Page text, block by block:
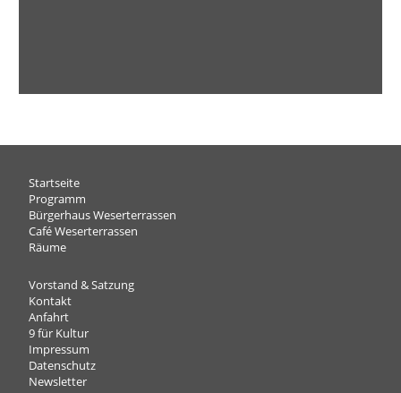
überspringen
Startseite
Programm
Bürgerhaus Weserterrassen
Café Weserterrassen
Räume
Navigation
überspringen
Vorstand & Satzung
Kontakt
Anfahrt
9 für Kultur
Impressum
Datenschutz
Newsletter